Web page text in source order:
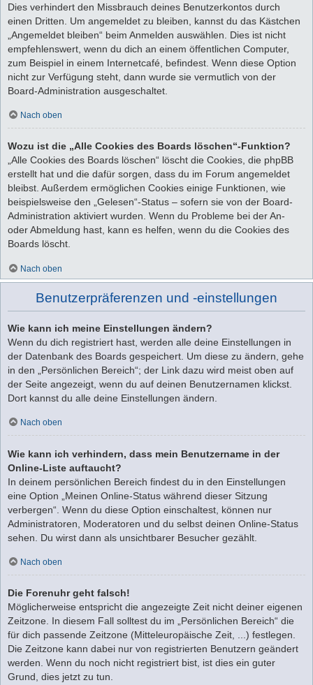
Dies verhindert den Missbrauch deines Benutzerkontos durch
einen Dritten. Um angemeldet zu bleiben, kannst du das Kästchen
„Angemeldet bleiben“ beim Anmelden auswählen. Dies ist nicht
empfehlenswert, wenn du dich an einem öffentlichen Computer,
zum Beispiel in einem Internetcafé, befindest. Wenn diese Option
nicht zur Verfügung steht, dann wurde sie vermutlich von der
Board-Administration ausgeschaltet.
Nach oben
Wozu ist die „Alle Cookies des Boards löschen“-Funktion?
„Alle Cookies des Boards löschen“ löscht die Cookies, die phpBB
erstellt hat und die dafür sorgen, dass du im Forum angemeldet
bleibst. Außerdem ermöglichen Cookies einige Funktionen, wie
beispielsweise den „Gelesen“-Status – sofern sie von der Board-
Administration aktiviert wurden. Wenn du Probleme bei der An-
oder Abmeldung hast, kann es helfen, wenn du die Cookies des
Boards löscht.
Nach oben
Benutzerpräferenzen und -einstellungen
Wie kann ich meine Einstellungen ändern?
Wenn du dich registriert hast, werden alle deine Einstellungen in
der Datenbank des Boards gespeichert. Um diese zu ändern, gehe
in den „Persönlichen Bereich“; der Link dazu wird meist oben auf
der Seite angezeigt, wenn du auf deinen Benutzernamen klickst.
Dort kannst du alle deine Einstellungen ändern.
Nach oben
Wie kann ich verhindern, dass mein Benutzername in der
Online-Liste auftaucht?
In deinem persönlichen Bereich findest du in den Einstellungen
eine Option „Meinen Online-Status während dieser Sitzung
verbergen“. Wenn du diese Option einschaltest, können nur
Administratoren, Moderatoren und du selbst deinen Online-Status
sehen. Du wirst dann als unsichtbarer Besucher gezählt.
Nach oben
Die Forenuhr geht falsch!
Möglicherweise entspricht die angezeigte Zeit nicht deiner eigenen
Zeitzone. In diesem Fall solltest du im „Persönlichen Bereich“ die
für dich passende Zeitzone (Mitteleuropäische Zeit, ...) festlegen.
Die Zeitzone kann dabei nur von registrierten Benutzern geändert
werden. Wenn du noch nicht registriert bist, ist dies ein guter
Grund, dies jetzt zu tun.